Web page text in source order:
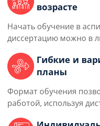
возрасте
Начать обучение в
диссертацию можно в
Гибкие и
планы
Формат обучения
работой, используя